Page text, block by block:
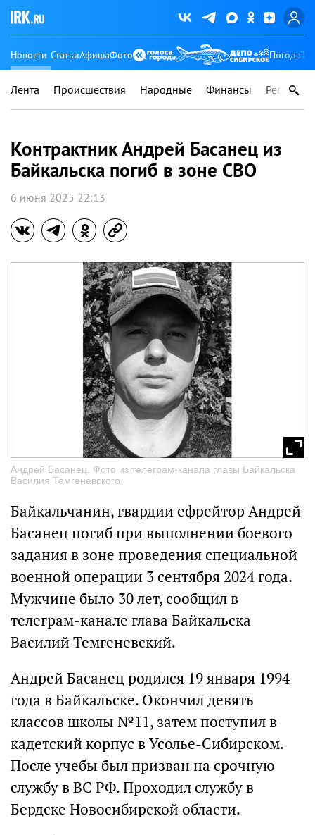
Новости СтатьиАфишаФото Погода
Лента Происшествия Народные Финансы Регионы
Контрактник Андрей Басанец из
Байкальска погиб в зоне СВО
6 июня 2025 22:13
Андрей Басанец. Фото из телеграм-канала главы Байкальска
Василия Темгеневского
Байкальчанин, гвардии ефрейтор Андрей
Басанец погиб при выполнении боевого
задания в зоне проведения специальной
военной операции 3 сентября 2024 года.
Мужчине было 30 лет, сообщил в
телеграм-канале глава Байкальска
Василий Темгеневский.
Андрей Басанец родился 19 января 1994
года в Байкальске. Окончил девять
классов школы №11, затем поступил в
кадетский корпус в Усолье-Сибирском.
После учебы был призван на срочную
службу в ВС РФ. Проходил службу в
Бердске Новосибирской области.